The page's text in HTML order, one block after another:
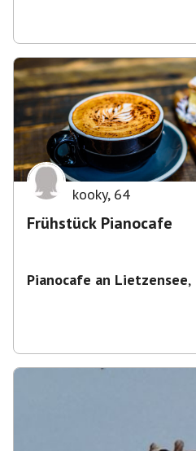
kooky, 64
Frühstück Pianocafe
Pianocafe an Lietzensee,